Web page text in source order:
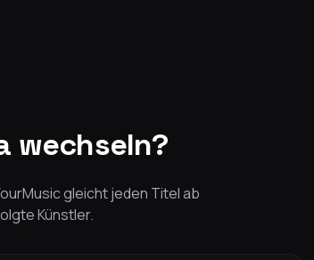
wechseln?
gleicht jeden Titel ab
Künstler.